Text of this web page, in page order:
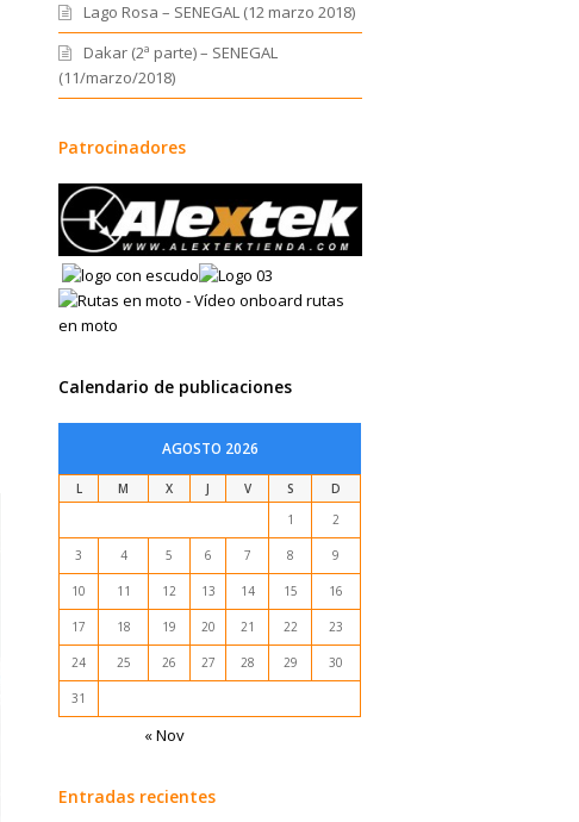
Lago Rosa – SENEGAL (12 marzo 2018)
Dakar (2ª parte) – SENEGAL
(11/marzo/2018)
Patrocinadores
Calendario de publicaciones
AGOSTO 2026
L M X J V S
D
1
2
3 4 5 6 7 8 9
10 11 12 13 14 15 16
17 18 19 20 21 22 23
24 25 26 27 28 29 30
31
« Nov
Entradas recientes